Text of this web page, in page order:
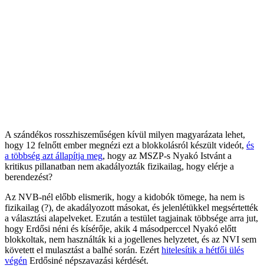
A szándékos rosszhiszeműségen kívül milyen magyarázata lehet,
hogy 12 felnőtt ember megnézi ezt a blokkolásról készült videót, és
a többség azt állapítja meg, hogy az MSZP-s Nyakó Istvánt a
kritikus pillanatban nem akadályozták fizikailag, hogy elérje a
berendezést?
Az NVB-nél előbb elismerik, hogy a kidobók tömege, ha nem is
fizikailag (?), de akadályozott másokat, és jelenlétükkel megsértették
a választási alapelveket. Ezután a testület tagjainak többsége arra jut,
hogy Erdősi néni és kísérője, akik 4 másodperccel Nyakó előtt
blokkoltak, nem használták ki a jogellenes helyzetet, és az NVI sem
követett el mulasztást a balhé során. Ezért hitelesítik a hétfői ülés
végén Erdősiné népszavazási kérdését.